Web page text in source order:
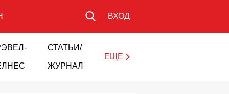
ВХОД
СТАТЬИ/
ЖУРНАЛ
ЕЩЕ